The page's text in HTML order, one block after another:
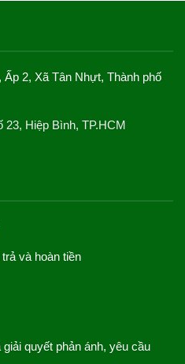
2, Xã Tân Nhựt, Thành phố
23, Hiệp Bình, TP.HCM
và hoàn tiền
quyết phản ánh, yêu cầu